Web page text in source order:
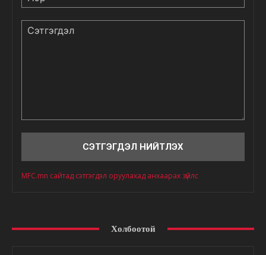
MFC.mn сайтад сэтгэгдэл оруулахад анхаарах зүйлс
Холбоотой